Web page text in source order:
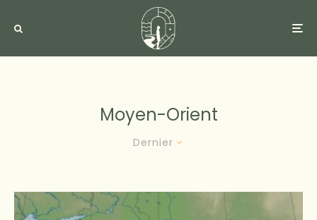
Moyen-Orient
Dernier